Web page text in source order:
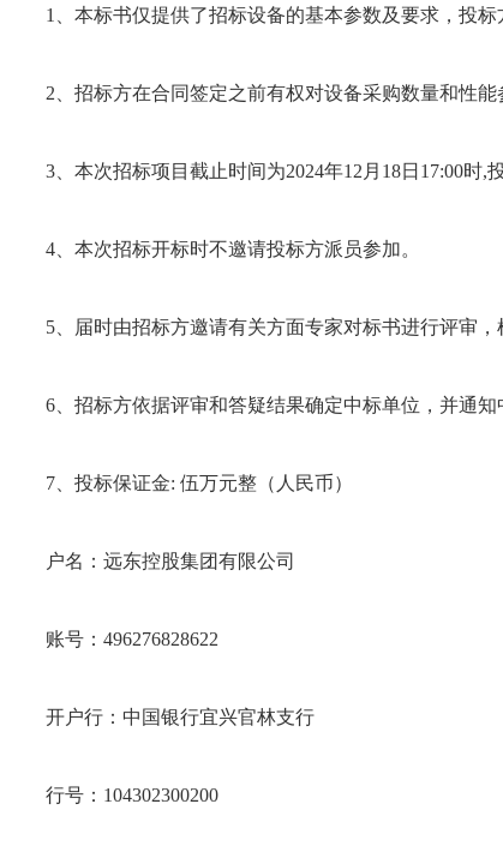
1、本标书仅提供了招标设备的基本参数及要求，投
2、招标方在合同签定之前有权对设备采购数量和性能
3、本次招标项目截止时间为2024年12月18日17:00
4、本次招标开标时不邀请投标方派员参加。
5、届时由招标方邀请有关方面专家对标书进行评审
6、招标方依据评审和答疑结果确定中标单位，并通
7、投标保证金: 伍万元整（人民币）
户名：远东控股集团有限公司
账号：496276828622
开户行：中国银行宜兴官林支行
行号：104302300200